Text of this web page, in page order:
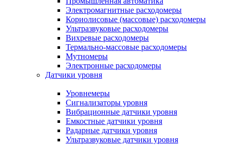
Электромагнитные расходомеры
Кориолисовые (массовые) расходомеры
Ультразвуковые расходомеры
Вихревые расходомеры
Термально-массовые расходомеры
Мутномеры
Электронные расходомеры
Датчики уровня
Уровнемеры
Сигнализаторы уровня
Вибрационные датчики уровня
Емкостные датчики уровня
Радарные датчики уровня
Ультразвуковые датчики уровня